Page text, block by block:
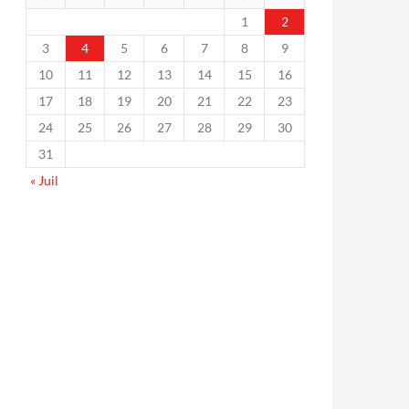
1
2
3
4 5 6 7 8
9
10
11 12 13 14 15
16
17
18 19 20 21 22
23
24
25 26 27 28 29
30
31
« Juil